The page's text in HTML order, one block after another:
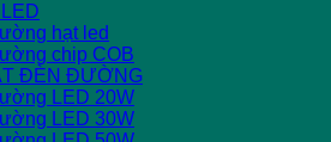
hạt led
chip COB
ĐÈN ĐƯỜNG
LED 20W
LED 30W